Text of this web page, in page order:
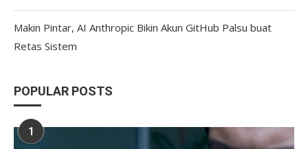
Makin Pintar, AI Anthropic Bikin Akun GitHub Palsu buat
Retas Sistem
POPULAR POSTS
1